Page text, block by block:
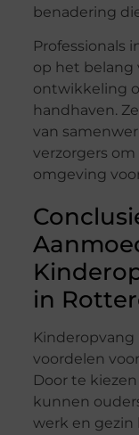
benadering
Professionals
op het belang
ontwikkeling
handhaven.
van
verzorgers
omgeving
in
voordelen
Door te
kunnen
werk en